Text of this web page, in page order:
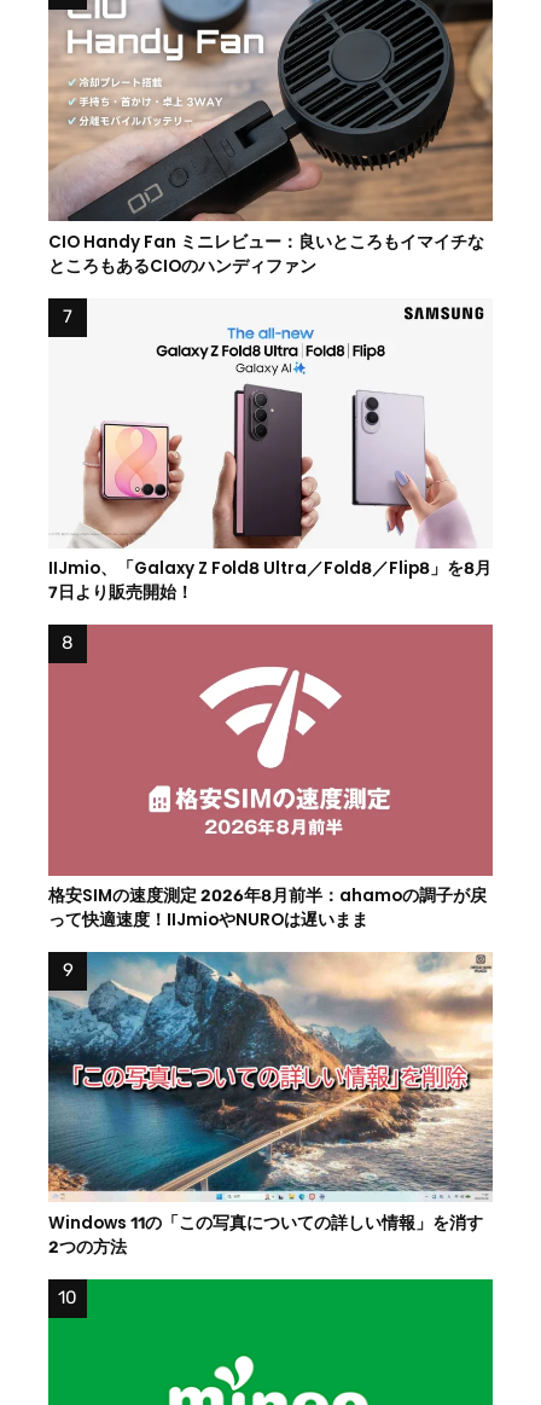
CIO Handy Fan ミニレビュー：良いところもイマイチな
ところもあるCIOのハンディファン
IIJmio、「Galaxy Z Fold8 Ultra／Fold8／Flip8」を8月
7日より販売開始！
格安SIMの速度測定 2026年8月前半：ahamoの調子が戻
って快適速度！IIJmioやNUROは遅いまま
Windows 11の「この写真についての詳しい情報」を消す
2つの方法